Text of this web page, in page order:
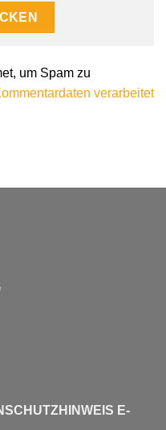
um Spam zu
verarbeitet
E-